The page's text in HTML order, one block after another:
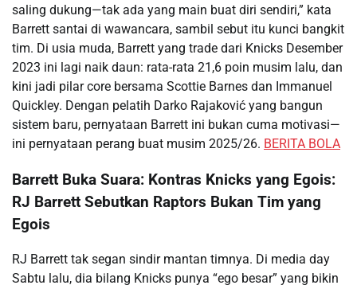
saling dukung—tak ada yang main buat diri sendiri,” kata
Barrett santai di wawancara, sambil sebut itu kunci bangkit
tim. Di usia muda, Barrett yang trade dari Knicks Desember
2023 ini lagi naik daun: rata-rata 21,6 poin musim lalu, dan
kini jadi pilar core bersama Scottie Barnes dan Immanuel
Quickley. Dengan pelatih Darko Rajaković yang bangun
sistem baru, pernyataan Barrett ini bukan cuma motivasi—
ini pernyataan perang buat musim 2025/26. BERITA BOLA
Barrett Buka Suara: Kontras Knicks yang Egois:
RJ Barrett Sebutkan Raptors Bukan Tim yang
Egois
RJ Barrett tak segan sindir mantan timnya. Di media day
Sabtu lalu, dia bilang Knicks punya “ego besar” yang bikin